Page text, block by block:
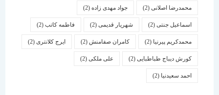
محمدرضا اصلانی(2) جواد مهدی زاده(2)
اسماعیل جنتی(2) شهریار قدیمی(2) فاطمه کاتب(2)
محمدکریم پیرنیا (2) کامران صفامنش(2) ایرج کلانتری (2)
کورش دیباج طباطبایی(2) علی ملکی(2)
احمد سعیدنیا (2)